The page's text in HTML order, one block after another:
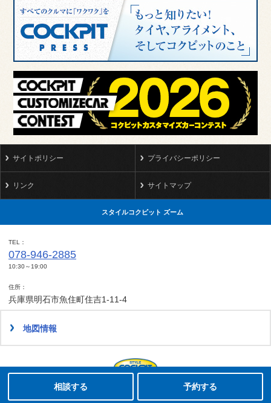
サイトポリシー プライバシーポリシー
リンク サイトマップ
スタイルコクピット ズーム
TEL
078-946-2885
10:30～19:00
住所
兵庫県明石市魚住町住吉1-11-4
地図情報
Copyright(C)2008-2022 STYLE COCKPIT ZOOM.All rights reserved.
相談する 予約する